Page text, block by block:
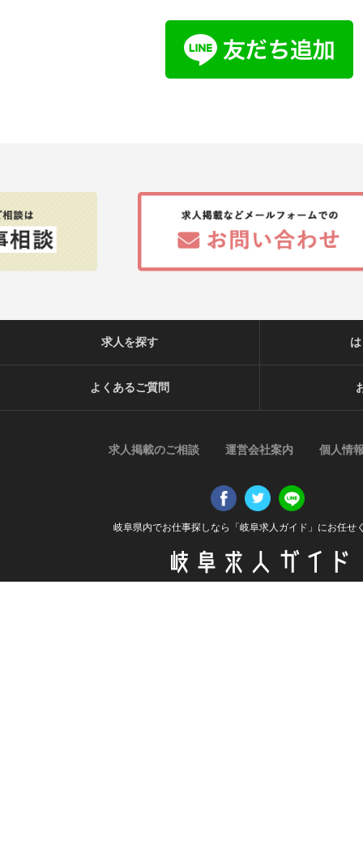
岐阜県内でお仕事探しなら「岐阜求人ガイド」にお任せ
求人を探す
よくあるご質問
求人掲載のご相談 運営会社案内 個人情